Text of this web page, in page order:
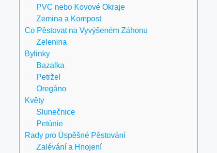
PVC nebo Kovové Okraje
Zemina a Kompost
Co Pěstovat na Vyvýšeném Záhonu
Zelenina
Bylinky
Bazalka
Petržel
Oregáno
Květy
Slunečnice
Petúnie
Rady pro Úspěšné Pěstování
Zalévání a Hnojení